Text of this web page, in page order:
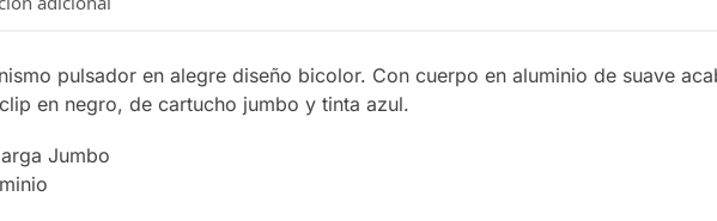
pulsador en alegre diseño bicolor. Con cuerpo en aluminio de suave
en negro, de cartucho jumbo y tinta azul.
Jumbo